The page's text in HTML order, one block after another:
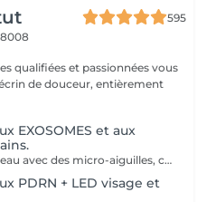
595
qualifiées et passionnées vous
de douceur, entièrement
EXOSOMES et aux
Le microneedling perfore la peau avec des micro-aiguilles, créant des micro-canaux qui permettent à un sérum actif (PDRN ou exosomes) de pénétrer en profondeur dans le derme. C'est ce qu'on appelle un soin « biostimulateur » : on ne remplit pas, on stimule la peau pour qu'elle se régénère elle-même. L'association des exosomes et du PDRN (Polydésoxyribonucléotide) est une révolution anti-âge. Il représente le protocole de régénération cutanée le plus avancé en médecine esthétique. Cette synergie permet de stimuler le renouvellement cellulaire de façon accélérée, d'atténuer les cicatrices et de lifter le teint sans chirurgie. C'est une synergie régénératrice puissante, ces deux actifs maximisent la réparation tissulaire et l'éclat du teint. Idéale pour les peaux: matures , avec des dommages solaires importants, des cicatrices, une perte de fermeté. Soin plus puissant que le PDRN . Pour optimiser les effets du soin, nous appliquerons la lumière LED sur le visage. Profitez, également, d'un traitement anti-âge à la lumière Led pour les mains.
PDRN + LED visage et